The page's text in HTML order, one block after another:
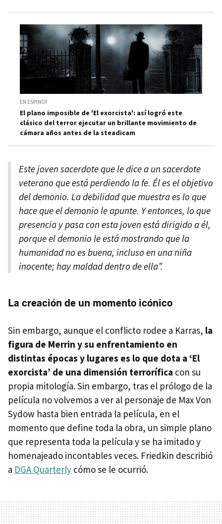
EN ESPINOF
El plano imposible de 'El exorcista': así logró este
clásico del terror ejecutar un brillante movimiento de
cámara años antes de la steadicam
Este joven sacerdote que le dice a un sacerdote
veterano que está perdiendo la fe. Él es el objetivo
del demonio. La debilidad que muestra es lo que
hace que el demonio le apunte. Y entonces, lo que
presencia y pasa con esta joven está dirigido a él,
porque el demonio le está mostrando que la
humanidad no es buena, incluso en una niña
inocente; hay maldad dentro de ella”.
La creación de un momento icónico
Sin embargo, aunque el conflicto rodee a Karras, la
figura de Merrin y su enfrentamiento en
distintas épocas y lugares es lo que dota a ‘El
exorcista’ de una dimensión terrorífica con su
propia mitología. Sin embargo, tras el prólogo de la
película no volvemos a ver al personaje de Max Von
Sydow hasta bien entrada la película, en el
momento que define toda la obra, un simple plano
que representa toda la película y se ha imitado y
homenajeado incontables veces. Friedkin describió
a DGA Quarterly cómo se le ocurrió.